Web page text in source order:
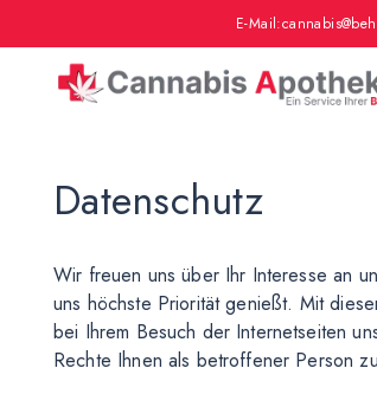
E-Mail:
Datenschutz
Wir freuen uns über Ihr Interesse an
uns höchste Priorität genießt. Mit
bei Ihrem Besuch der Internetseiten
Rechte Ihnen als betroffener Person